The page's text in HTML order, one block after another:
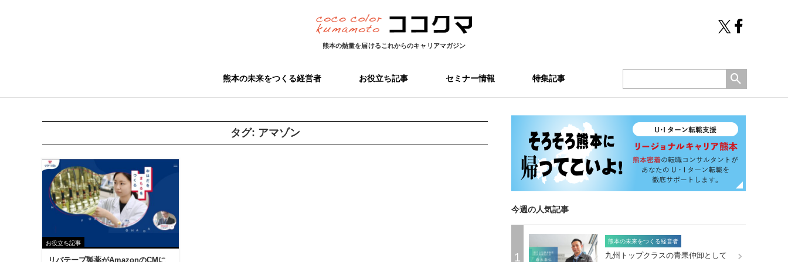
熊本の熱量を届けるこれからのキャリアマガジン
熊本の未来をつくる経営者 お役立ち記事 セミナー情報 特集記事
タグ: アマゾン
お役立ち記事
リバテープ製薬がAmazonのCMに
今週の人気記事
1
熊本の未来をつくる経営者
九州トップクラスの青果仲卸として